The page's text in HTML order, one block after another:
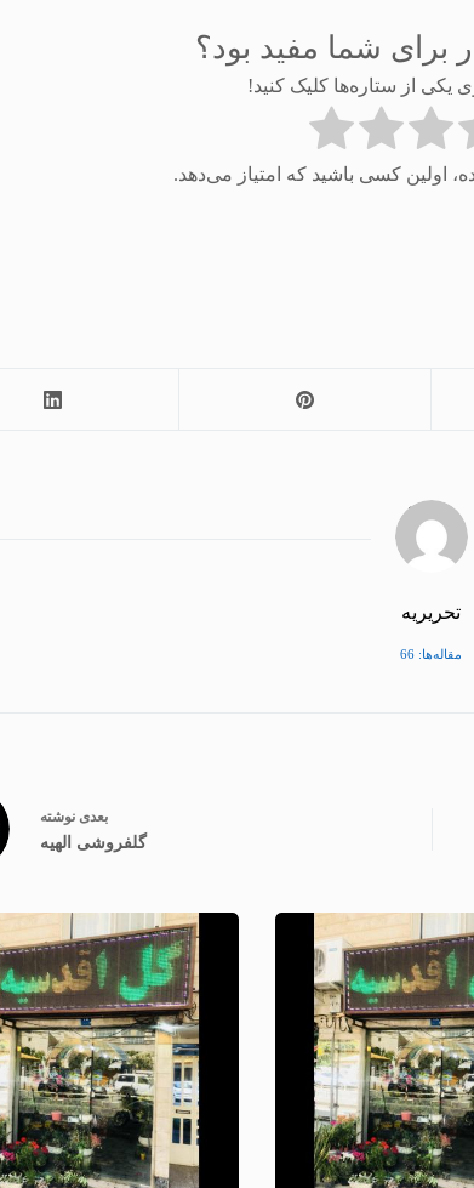
برای شما مفید بود؟
یکی از ستاره‌ها کلیک کنید!
اولین کسی باشید که امتیاز می‌دهد.
تحریریه
مقاله‌ها: 66
بعدی نوشته
گلفروشی الهیه